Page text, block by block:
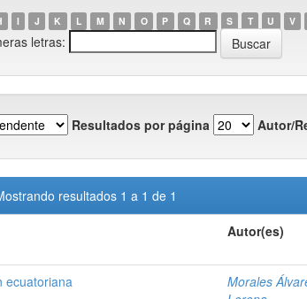
I J K L M N O P Q R S T U V
letras:
Resultados por página Autor/
resultados 1 a 1 de 1
Autor(es)
ecuatoriana Morales